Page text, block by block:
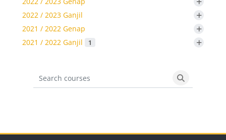
2022 / 2023 Ganjil +
2021 / 2022 Genap +
2021 / 2022 Ganjil 1 +
Search courses
Search